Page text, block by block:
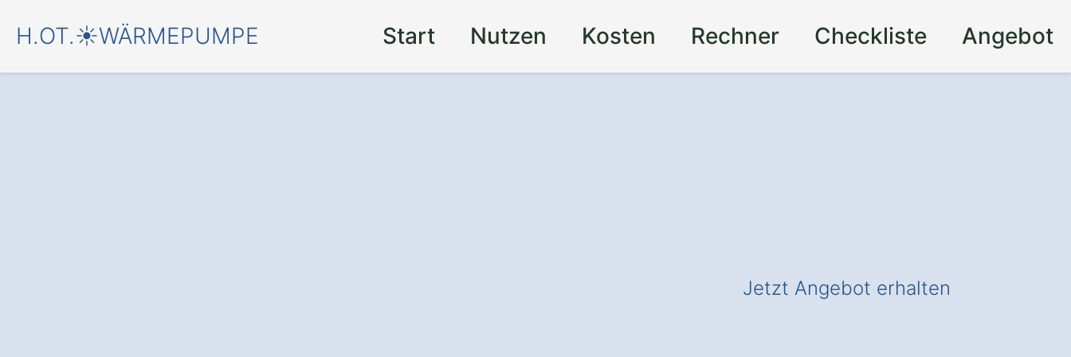
H.OT.☀️WÄRMEPUMPE Start Nutzen Kosten Rechner Checkliste Angebot
Jetzt Angebot erhalten